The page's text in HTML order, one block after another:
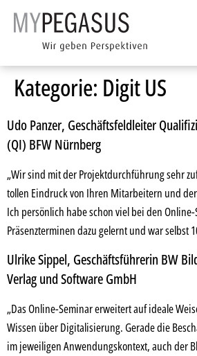
Kategorie: Digit US
Udo Panzer, Geschäftsfeldleiter Qualifizierung und Integration
(QI) BFW Nürnberg
„Wir sind mit der Projektdurchführung sehr
tollen Eindruck von Ihren Mitarbeitern und
Ich persönlich habe schon viel bei den
Präsenzterminen dazu gelernt und war selbst
Ulrike Sippel, Geschäftsführerin BW Bildung und Wissen
Verlag und Software GmbH
„Das Online-Seminar erweitert auf ideale
Wissen über Digitalisierung. Gerade die
im jeweiligen Anwendungskontext, auch der